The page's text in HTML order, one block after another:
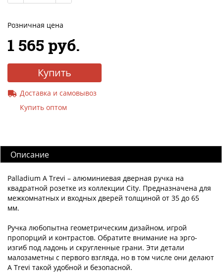
Розничная цена
1 565 руб.
Купить
Доставка и самовывоз
Купить оптом
Описание
Palladium A Trevi – алюминиевая дверная ручка на
квадратной розетке из коллекции City. Предназначена для
межкомнатных и входных дверей толщиной от 35 до 65
мм.
Ручка любопытна геометрическим дизайном, игрой
пропорций и контрастов. Обратите внимание на эрго-
изгиб под ладонь и скругленные грани. Эти детали
малозаметны с первого взгляда, но в том числе они делают
A Trevi такой удобной и безопасной.